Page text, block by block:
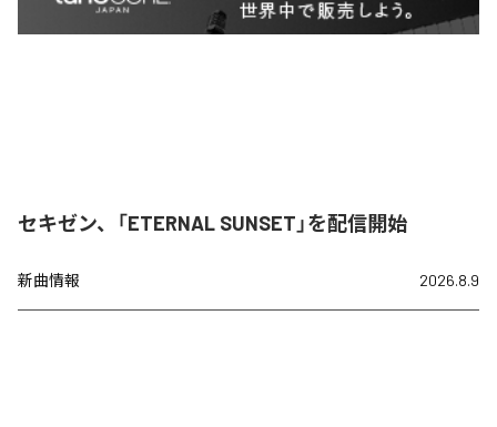
セキゼン、「ETERNAL SUNSET」を配信開始
新曲情報 2026.8.9